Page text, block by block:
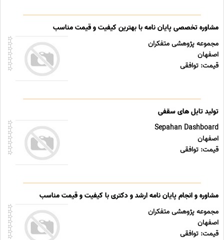
مشاوره تخصصی پایان نامه با بهترین کیفیت و قیمت مناسب
مجموعه پژوهشی متفکران
اصفهان
قیمت: توافقی
تولید تایل های سقفی
Sepahan Dashboard
اصفهان
قیمت: توافقی
مشاوره و انجام پایان نامه ارشد و دکتری با کیفیت و قیمت مناسب
مجموعه پژوهشی متفکران
اصفهان
قیمت: توافقی